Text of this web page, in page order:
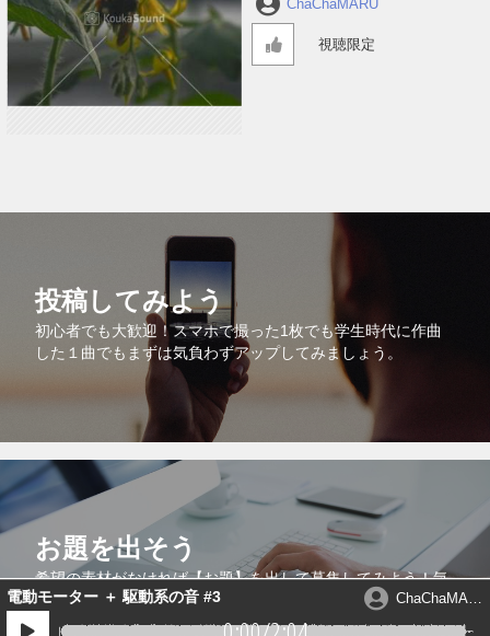
1件の音源が送られています。
電動モーター ＋ 駆動系の音 #3
ChaChaMAR
ChaChaMARU
視聴限定
投稿してみよう
初心者でも大歓迎！スマホで撮った1枚でも学生時代に作曲
した１曲でもまずは気負わずアップしてみましょう。
お題を出そう
希望の素材がなければ【お題】を出して募集してみよう！気
に入ったクリエイターがいたらコメントから制作依頼するも
よし！このサイトの機能を最大限に利用しよう。